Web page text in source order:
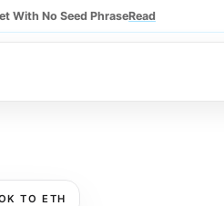
With No Seed PhraseRead
TO ETH